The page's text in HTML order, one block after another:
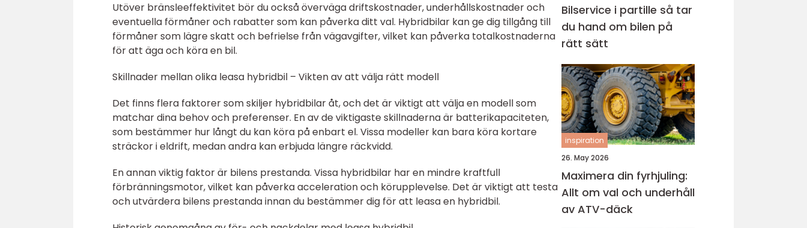
Utöver bränsleeffektivitet bör du också överväga driftskostnader, underhållskostnader och
eventuella förmåner och rabatter som kan påverka ditt val. Hybridbilar kan ge dig tillgång till
förmåner som lägre skatt och befrielse från vägavgifter, vilket kan påverka totalkostnaderna
för att äga och köra en bil.
Skillnader mellan olika leasa hybridbil – Vikten av att välja rätt modell
Det finns flera faktorer som skiljer hybridbilar åt, och det är viktigt att välja en modell som
matchar dina behov och preferenser. En av de viktigaste skillnaderna är batterikapaciteten,
som bestämmer hur långt du kan köra på enbart el. Vissa modeller kan bara köra kortare
sträckor i eldrift, medan andra kan erbjuda längre räckvidd.
En annan viktig faktor är bilens prestanda. Vissa hybridbilar har en mindre kraftfull
förbränningsmotor, vilket kan påverka acceleration och körupplevelse. Det är viktigt att testa
och utvärdera bilens prestanda innan du bestämmer dig för att leasa en hybridbil.
Bilservice i partille så tar
du hand om bilen på
rätt sätt
inspiration
26. May 2026
Maximera din fyrhjuling:
Allt om val och underhåll
av ATV-däck